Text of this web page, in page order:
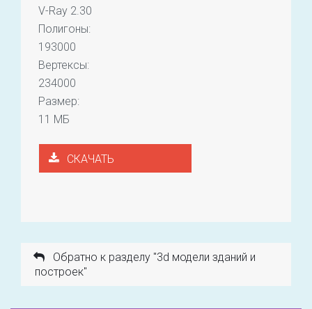
V-Ray 2.30
Полигоны:
193000
Вертексы:
234000
Размер:
11 МБ
СКАЧАТЬ
Обратно к разделу "3d модели зданий и
построек"